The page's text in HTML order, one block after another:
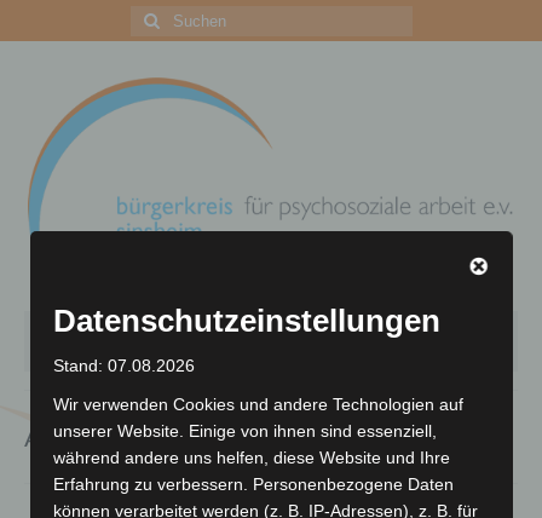
Suchen
nach:
Menü
Zentrum für psychosoziale Arbeit
Ihre Unterstützung
Archiv
Archiv
Datenschutzeinstellungen
Stand: 07.08.2026
Wir verwenden Cookies und andere Technologien auf
unserer Website. Einige von ihnen sind essenziell,
während andere uns helfen, diese Website und Ihre
Erfahrung zu verbessern. Personenbezogene Daten
können verarbeitet werden (z. B. IP-Adressen), z. B. für